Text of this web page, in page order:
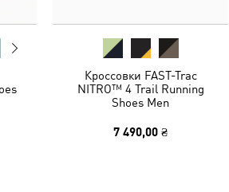
Кроссовки FAST-Trac
NITRO™ 4 Trail Running
Shoes Men
7 490,00 ₴